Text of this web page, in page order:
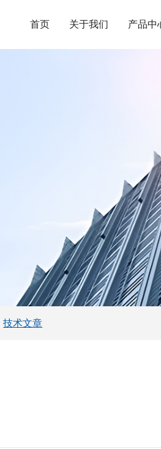
首页 关于我们 产品中
技术文章